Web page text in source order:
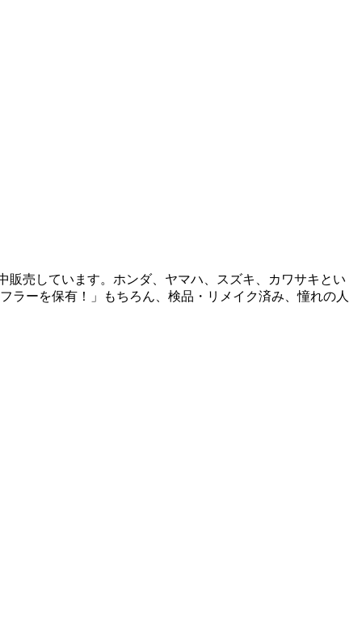
売しています。ホンダ、ヤマハ、スズキ、カワサキとい
ラーを保有！」もちろん、検品・リメイク済み、憧れの人